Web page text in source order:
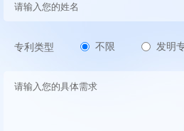
专利类型 不限 发明